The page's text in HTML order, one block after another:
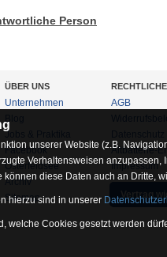
Person
ÜBER UNS
Unternehmen
Jobs & Praktika
Facebook
Osterfeldsee
Archiv
Sitemap
AGB
Altbatterie-
Impressum
Vertrag
unserer Website (z.B.
Verhaltensweisen
können diese Daten auch an Dritte,
hierzu sind in unserer
welche Cookies gesetzt werden